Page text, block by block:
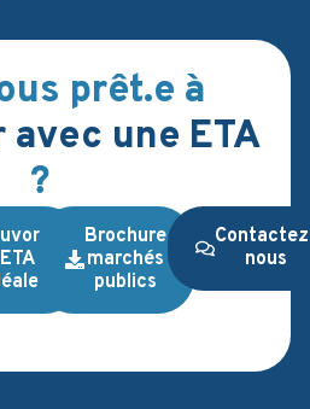
prêt.e à
une ETA
?
Brochure
marchés
publics
nous